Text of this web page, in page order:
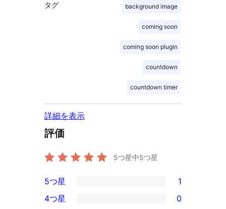
タグ background image
coming soon
coming soon plugin
countdown
countdown timer
詳細を表示
評価
5つ星中5つ星
1
5-
5つ星 1
4つ星 0